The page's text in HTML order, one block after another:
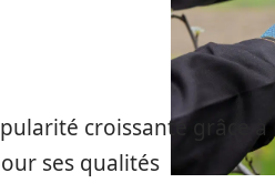
croissante grâce à
ses qualités